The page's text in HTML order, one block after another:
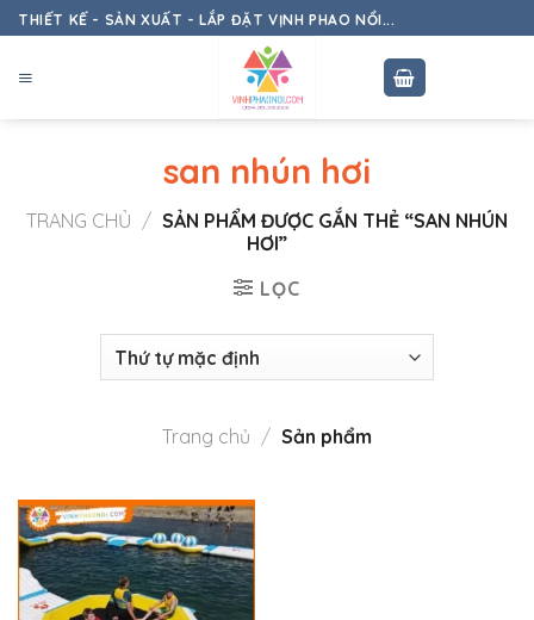
Skip
to
content
THIẾT KẾ - SẢN XUẤT - LẮP ĐẶT VỊNH PHAO NỔI...
san nhún hơi
TRANG CHỦ / SẢN PHẨM ĐƯỢC GẮN THẺ “SAN NHÚN
HƠI”
LỌC
Trang chủ / Sản phẩm